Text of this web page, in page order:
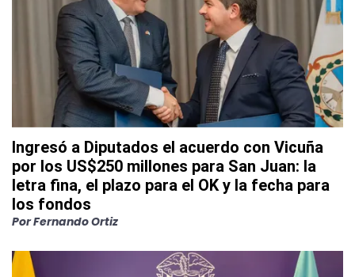
Ingresó a Diputados el acuerdo con Vicuña
por los US$250 millones para San Juan: la
letra fina, el plazo para el OK y la fecha para
los fondos
PorFernando Ortiz